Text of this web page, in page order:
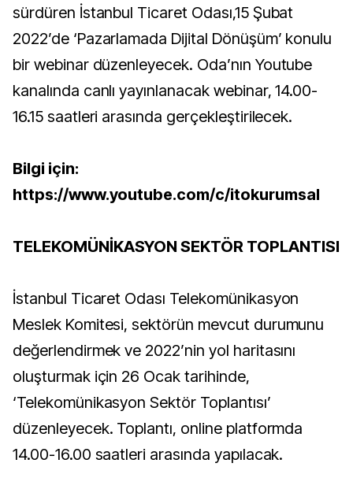
sürdüren İstanbul Ticaret Odası,15 Şubat
2022’de ‘Pazarlamada Dijital Dönüşüm’ konulu
bir webinar düzenleyecek. Oda’nın Youtube
kanalında canlı yayınlanacak webinar, 14.00-
16.15 saatleri arasında gerçekleştirilecek.
Bilgi için:
https://www.youtube.com/c/itokurumsal
TELEKOMÜNİKASYON SEKTÖR TOPLANTISI
İstanbul Ticaret Odası Telekomünikasyon
Meslek Komitesi, sektörün mevcut durumunu
değerlendirmek ve 2022’nin yol haritasını
oluşturmak için 26 Ocak tarihinde,
‘Telekomünikasyon Sektör Toplantısı’
düzenleyecek. Toplantı, online platformda
14.00-16.00 saatleri arasında yapılacak.